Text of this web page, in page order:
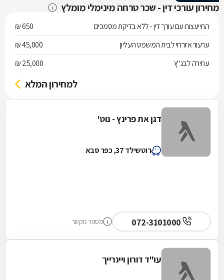
מחירון עורכי דין - שכר טרחה מינימלי מומלץ
התייעצות עם עורך דין - ללא בדיקת מסמכים
650 ₪
ערעור אזרחי לבית המשפט העליון
45,000 ₪
עתירה לבג"ץ
25,000 ₪
למחירון המלא
דגן את פרינץ - נוט'
רוטשילד 37, כפר סבא
מספר מקשר
עו"ד דורון ויינרייך